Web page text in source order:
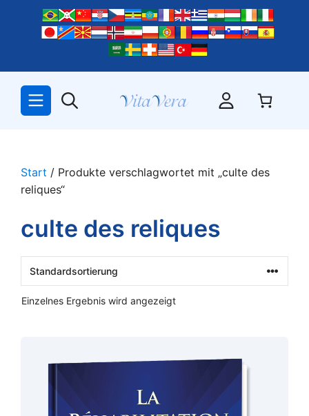
springen
Start / Produkte verschlagwortet mit „culte des
reliques“
culte des reliques
Einzelnes Ergebnis wird angezeigt